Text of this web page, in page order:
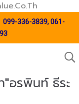
099-336-3839,061-
"อรพินท์ ธีระ